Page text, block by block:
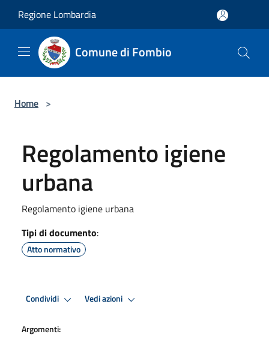
Regione Lombardia
Comune di Fombio
Home >
Regolamento igiene
urbana
Regolamento igiene urbana
Tipi di documento:
Atto normativo
Condividi Vedi azioni
Argomenti: